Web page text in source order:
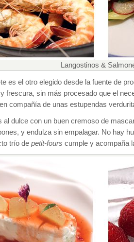
Langostinos &
es el otro elegido desde la fuente de
frescura, sin más procesado que el
compañía de unas estupendas
al dulce con un buen cremoso de
y endulza sin empalagar. No hay
trío de petit-fours cumple y acompaña